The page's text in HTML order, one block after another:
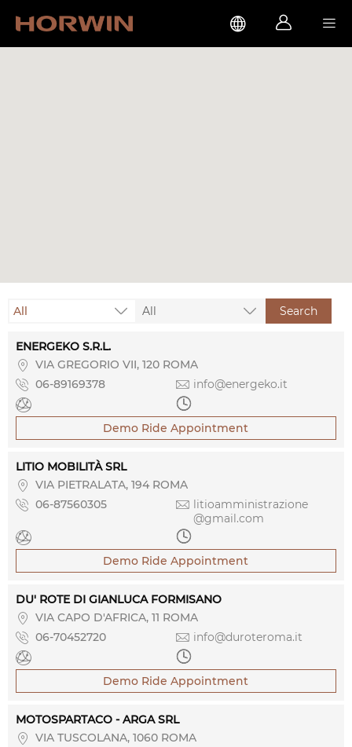
  
All All Search
ENERGEKO S.R.L.
 VIA GREGORIO VII, 120 ROMA
 06-89169378  info@energeko.it
 
Demo Ride Appointment
LITIO MOBILITÀ SRL
 VIA PIETRALATA, 194 ROMA
 06-87560305  litioamministrazione
@gmail.com
 
Demo Ride Appointment
DU' ROTE DI GIANLUCA FORMISANO
 VIA CAPO D'AFRICA, 11 ROMA
 06-70452720  info@duroteroma.it
 
Demo Ride Appointment
MOTOSPARTACO - ARGA SRL
 VIA TUSCOLANA, 1060 ROMA